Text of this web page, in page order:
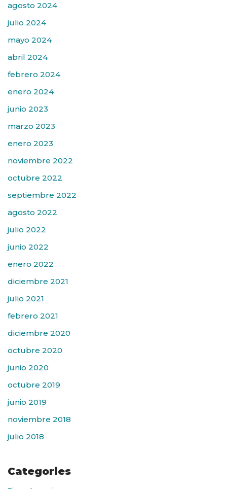
agosto 2024
julio 2024
mayo 2024
abril 2024
febrero 2024
enero 2024
junio 2023
marzo 2023
enero 2023
noviembre 2022
octubre 2022
septiembre 2022
agosto 2022
julio 2022
junio 2022
enero 2022
diciembre 2021
julio 2021
febrero 2021
diciembre 2020
octubre 2020
junio 2020
octubre 2019
junio 2019
noviembre 2018
julio 2018
Categories